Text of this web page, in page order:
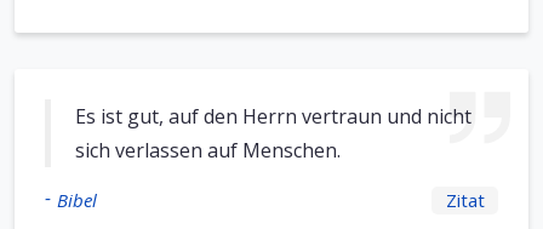
Es ist gut, auf den Herrn vertraun und nicht
sich verlassen auf Menschen.
- Bibel Zitat